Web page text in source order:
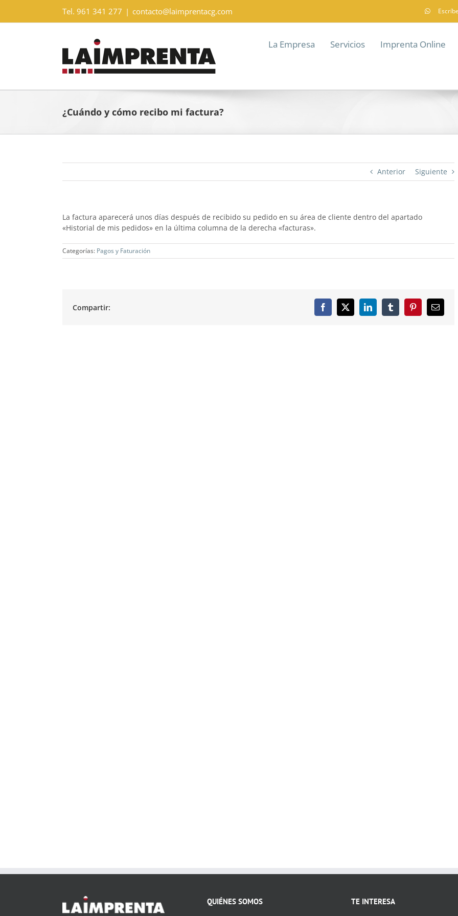
contenido
Tel. 961 341 277 | contacto@laimprentacg.com
La Empresa Servicios Imprenta Online
¿Cuándo y cómo recibo mi factura?
Anterior Siguiente
La factura aparecerá unos días después de recibido su pedido en su área de cliente dentro del apartado
«Historial de mis pedidos» en la última columna de la derecha «facturas».
Categorías: Pagos y Faturación
Compartir: Facebook
X LinkedInTumblrPinterestCorreo
QUIÉNES SOMOS TE INTERESA